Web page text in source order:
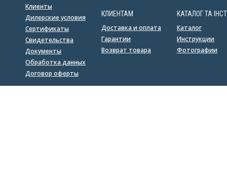
Клиенты
Дилерские условия
Сертификаты
Свидетельства
Документы
Обработка данных
Договор оферты
КЛИЕНТАМ
Доставка и оплата
Гарантии
Возврат товара
КАТАЛОГ ТА
Каталог
Инструкции
Фотографии